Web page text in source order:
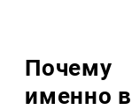
именно